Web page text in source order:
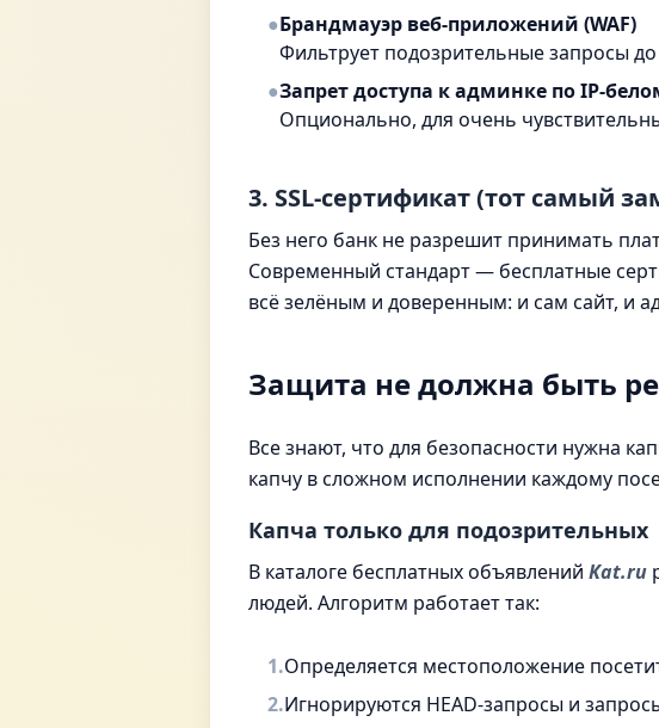
●Брандмауэр веб-приложений (WAF)
Фильтрует подозрительные запросы до
●Запрет доступа к админке по IP-
Опционально, для очень
3. SSL-сертификат (тот самый
Без него банк не разрешит принимать
Современный стандарт — бесплатные
всё зелёным и доверенным: и сам сайт, и
Защита не должна быть
Все знают, что для безопасности нужна
капчу в сложном исполнении каждому
Капча только для подозрительных
В каталоге бесплатных объявлений Kat.ru
людей. Алгоритм работает так:
1.Определяется местоположение
2.Игнорируются HEAD-запросы и